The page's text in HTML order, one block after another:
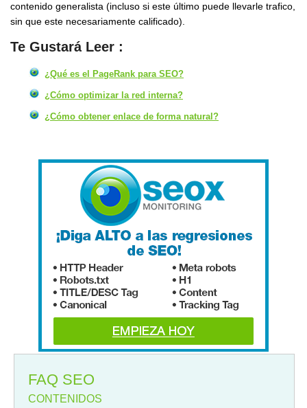
contenido generalista (incluso si este último puede llevarle trafico,
sin que este necesariamente calificado).
Te Gustará Leer :
¿Qué es el PageRank para SEO?
¿Cómo optimizar la red interna?
¿Cómo obtener enlace de forma natural?
FAQ SEO
CONTENIDOS